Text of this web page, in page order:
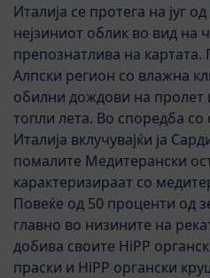
Италија се протега на југ
нејзиниот облик во вид на
препознатлива на
Алпски регион со влажна
обилни дождови на пролет
топли лета. Во споредба со
Италија вклучувајќи ја
помалите Медитерански
карактеризираат со
Повеќе од 50 проценти од
главно во низините на
добива своите HiPP
праски и HiPP органски